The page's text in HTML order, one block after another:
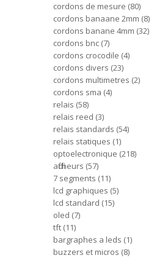
cordons de mesure 80
cordons banaane 2mm 8
cordons banane 4mm 32
cordons bnc 7
cordons crocodile 4
cordons divers 23
cordons multimetres 2
cordons sma 4
relais 58
relais reed 3
relais standards 54
relais statiques 1
optoelectronique 218
afficheurs 57
7 segments 11
lcd graphiques 5
lcd standard 15
oled 7
tft 11
bargraphes a leds 1
buzzers et micros 8